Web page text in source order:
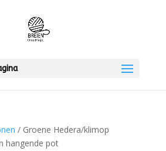
/ Groene Hedera/klimop
hangende pot